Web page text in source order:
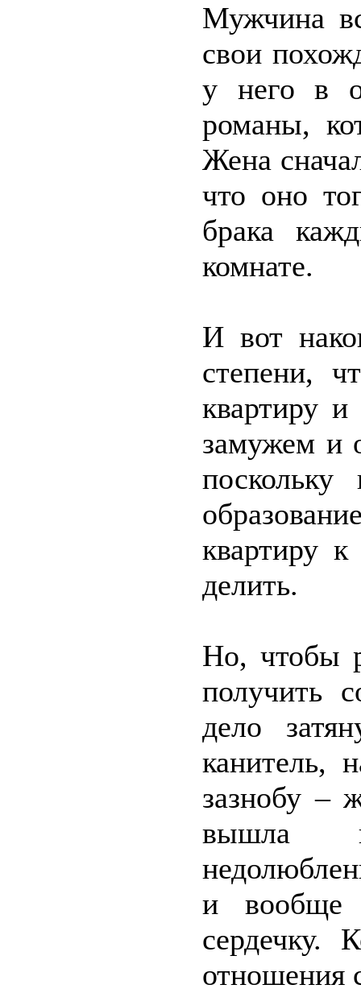
Мужчина
свои
у него в
романы,
Жена
что оно
брака
комнате.
И вот
степени,
квартиру
замужем и
квартиру
делить.
Но, чтобы
получить
дело
канитель,
зазнобу –
вышла
и вообще
сердечку.
отношения